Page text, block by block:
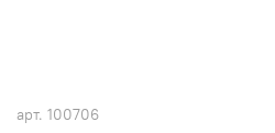
арт. 100706